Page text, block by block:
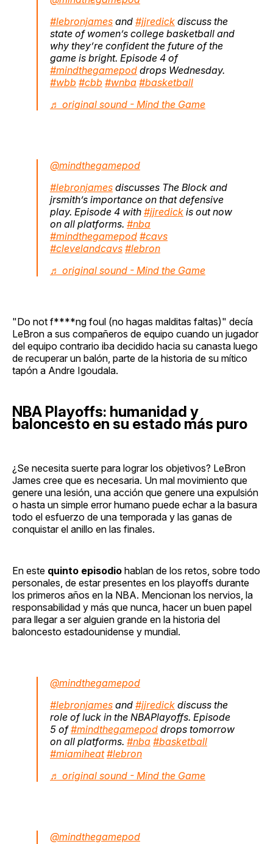
#lebronjames and #jjredick discuss the
state of women’s college basketball and
why they’re confident the future of the
game is bright. Episode 4 of
#mindthegamepod drops Wednesday.
#wbb #cbb #wnba #basketball
♬ original sound - Mind the Game
@mindthegamepod
#lebronjames discusses The Block and
jrsmith’s importance on that defensive
play. Episode 4 with #jjredick is out now
on all platforms. #nba
#mindthegamepod #cavs
#clevelandcavs #lebron
♬ original sound - Mind the Game
"Do not f****ng foul (no hagas malditas faltas)" decía
LeBron a sus compañeros de equipo cuando un jugador
del equipo contrario iba decidido hacia su canasta luego
de recuperar un balón, parte de la historia de su mítico
tapón a Andre Igoudala.
NBA Playoffs: humanidad y
baloncesto en su estado más puro
¿Se necesita suerte para lograr los objetivos? LeBron
James cree que es necesaria. Un mal movimiento que
genere una lesión, una acción que genere una expulsión
o hasta un simple error humano puede echar a la basura
todo el esfuerzo de una temporada y las ganas de
conquistar el anillo en las finales.
En este quinto episodio hablan de los retos, sobre todo
personales, de estar presentes en los playoffs durante
los primeros años en la NBA. Mencionan los nervios, la
responsabilidad y más que nunca, hacer un buen papel
para llegar a ser alguien grande en la historia del
baloncesto estadounidense y mundial.
@mindthegamepod
#lebronjames and #jjredick discuss the
role of luck in the NBAPlayoffs. Episode
5 of#mindthegamepod drops tomorrow
on all platforms. #nba #basketball
#miamiheat #lebron
♬ original sound - Mind the Game
@mindthegamepod